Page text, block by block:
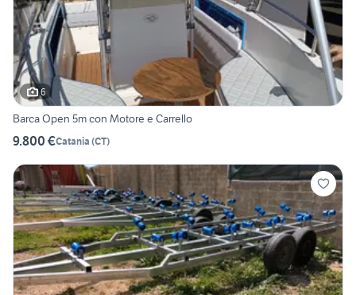
6
Barca Open 5m con Motore e Carrello
9.800 €Catania (CT)